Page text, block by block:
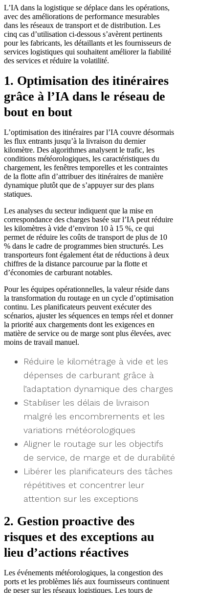
L’IA dans la logistique se déplace dans les opérations,
avec des améliorations de performance mesurables
dans les réseaux de transport et de distribution. Les
cinq cas d’utilisation ci-dessous s’avèrent pertinents
pour les fabricants, les détaillants et les fournisseurs de
services logistiques qui souhaitent améliorer la fiabilité
des services et réduire la volatilité.
1. Optimisation des itinéraires
grâce à l’IA dans le réseau de
bout en bout
L’optimisation des itinéraires par l’IA couvre désormais
les flux entrants jusqu’à la livraison du dernier
kilomètre. Des algorithmes analysent le trafic, les
conditions météorologiques, les caractéristiques du
chargement, les fenêtres temporelles et les contraintes
de la flotte afin d’attribuer des itinéraires de manière
dynamique plutôt que de s’appuyer sur des plans
statiques.
Les analyses du secteur indiquent que la mise en
correspondance des charges basée sur l’IA peut réduire
les kilomètres à vide d’environ 10 à 15 %, ce qui
permet de réduire les coûts de transport de plus de 10
% dans le cadre de programmes bien structurés. Les
transporteurs font également état de réductions à deux
chiffres de la distance parcourue par la flotte et
d’économies de carburant notables.
Pour les équipes opérationnelles, la valeur réside dans
la transformation du routage en un cycle d’optimisation
continu. Les planificateurs peuvent exécuter des
scénarios, ajuster les séquences en temps réel et donner
la priorité aux chargements dont les exigences en
matière de service ou de marge sont plus élevées, avec
moins de travail manuel.
Réduire le kilométrage à vide et les
dépenses de carburant grâce à
l’adaptation dynamique des charges
Stabiliser les délais de livraison
malgré les encombrements et les
variations météorologiques
Aligner le routage sur les objectifs
de service, de marge et de durabilité
Libérer les planificateurs des tâches
répétitives et concentrer leur
attention sur les exceptions
2. Gestion proactive des
risques et des exceptions au
lieu d’actions réactives
Les événements météorologiques, la congestion des
ports et les problèmes liés aux fournisseurs continuent
de peser sur les réseaux logistiques. Les tours de